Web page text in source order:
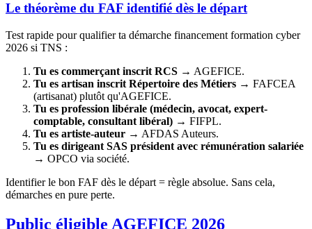
Le théorème du FAF identifié dès le départ
Test rapide pour qualifier ta démarche financement formation cyber
2026 si TNS :
Tu es commerçant inscrit RCS → AGEFICE.
Tu es artisan inscrit Répertoire des Métiers → FAFCEA
(artisanat) plutôt qu'AGEFICE.
Tu es profession libérale (médecin, avocat, expert-
comptable, consultant libéral) → FIFPL.
Tu es artiste-auteur → AFDAS Auteurs.
Tu es dirigeant SAS président avec rémunération salariée
→ OPCO via société.
Identifier le bon FAF dès le départ = règle absolue. Sans cela,
démarches en pure perte.
Public éligible AGEFICE 2026